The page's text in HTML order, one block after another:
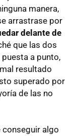
manera,
arrastrase por
delante de
que las dos
a punto,
resultado
superado por
de las no
conseguir algo